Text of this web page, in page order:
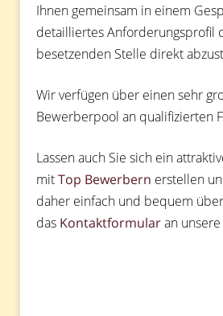
Ihnen gemeinsam in einem
detailliertes Anforderungsprofil
besetzenden Stelle direkt
Wir verfügen über einen sehr
Bewerberpool an qualifizierten
Lassen auch Sie sich ein
mitTop Bewerbern erstellen
daher einfach und bequem über
das Kontaktformularan